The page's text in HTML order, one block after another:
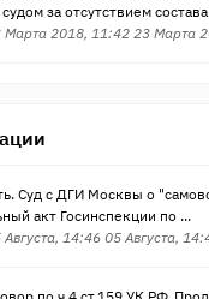
за отсутствием состава
Марта 2018, 11:42 23 Марта
Суд с ДГИ Москвы о
акт Госинспекции по ...
14:46 05 Августа,